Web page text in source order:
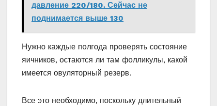
давление 220/180. Сейчас не
поднимается выше 130
Нужно каждые полгода проверять состояние
яичников, остаются ли там фолликулы, какой
имеется овуляторный резерв.
Все это необходимо, поскольку длительный